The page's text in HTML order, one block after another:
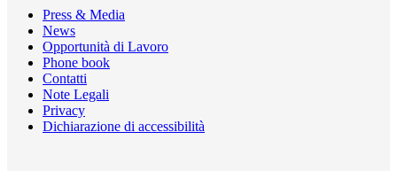
Press & Media
News
Opportunità di Lavoro
Phone book
Contatti
Note Legali
Privacy
Dichiarazione di accessibilità